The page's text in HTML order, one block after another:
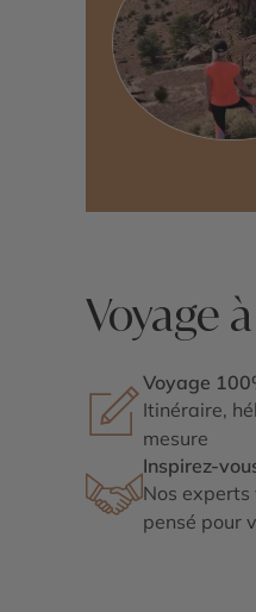
Voyage
Voyage
Itinéraire,
mesure
Inspirez-
Nos
pensé pour